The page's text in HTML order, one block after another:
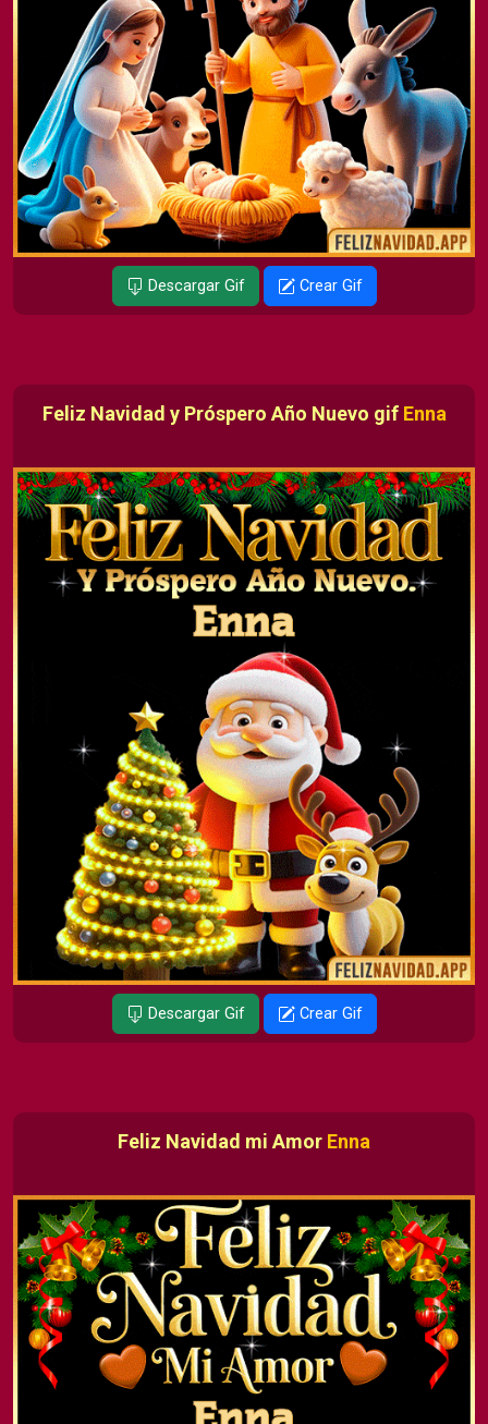
Descargar Gif Crear Gif
Feliz Navidad y Próspero Año Nuevo gif Enna
Descargar Gif Crear Gif
Feliz Navidad mi Amor Enna